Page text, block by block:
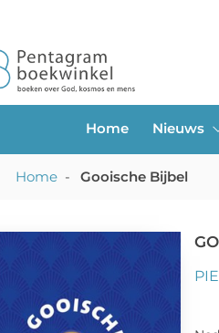
Home Nieuws
Home - Gooische Bijbel